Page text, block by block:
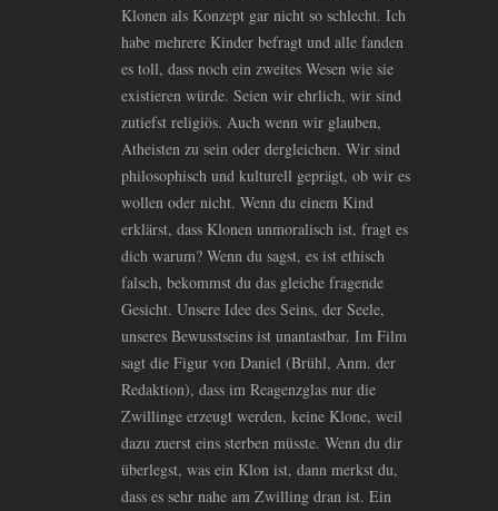
Klonen als Konzept gar nicht so schlecht. Ich
habe mehrere Kinder befragt und alle fanden
es toll, dass noch ein zweites Wesen wie sie
existieren würde. Seien wir ehrlich, wir sind
zutiefst religiös. Auch wenn wir glauben,
Atheisten zu sein oder dergleichen. Wir sind
philosophisch und kulturell geprägt, ob wir es
wollen oder nicht. Wenn du einem Kind
erklärst, dass Klonen unmoralisch ist, fragt es
dich warum? Wenn du sagst, es ist ethisch
falsch, bekommst du das gleiche fragende
Gesicht. Unsere Idee des Seins, der Seele,
unseres Bewusstseins ist unantastbar. Im Film
sagt die Figur von Daniel (Brühl, Anm. der
Redaktion), dass im Reagenzglas nur die
Zwillinge erzeugt werden, keine Klone, weil
dazu zuerst eins sterben müsste. Wenn du dir
überlegst, was ein Klon ist, dann merkst du,
dass es sehr nahe am Zwilling dran ist. Ein